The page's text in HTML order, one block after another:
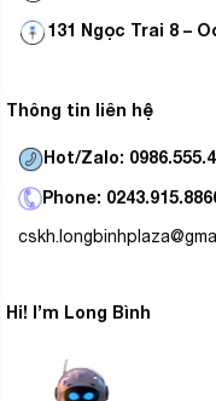
kích thước siêu nhỏ
cho bạn không gian
131 Ngọc Trai 8 –
Thông tin liên hệ
Hot/Zalo:
Phone:
Hi! I’m Long Bình